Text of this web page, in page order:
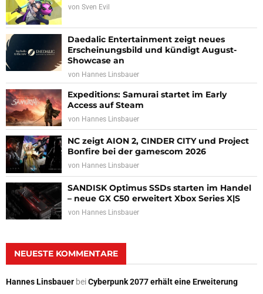
von Sven Evil
Daedalic Entertainment zeigt neues
Erscheinungsbild und kündigt August-
Showcase an
von Hannes Linsbauer
Expeditions: Samurai startet im Early
Access auf Steam
von Hannes Linsbauer
NC zeigt AION 2, CINDER CITY und Project
Bonfire bei der gamescom 2026
von Hannes Linsbauer
SANDISK Optimus SSDs starten im Handel
– neue GX C50 erweitert Xbox Series X|S
von Hannes Linsbauer
NEUESTE KOMMENTARE
Hannes Linsbauer beiCyberpunk 2077 erhält eine Erweiterung